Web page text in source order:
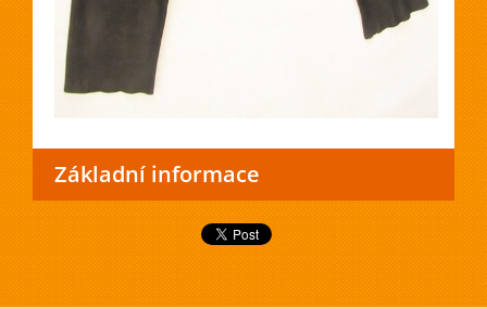
Základní informace